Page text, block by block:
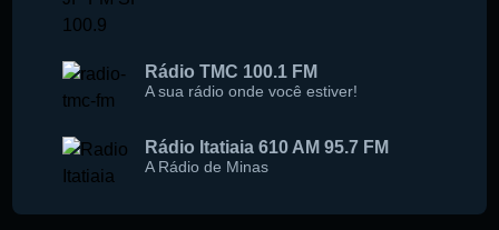
Rádio TMC 100.1 FM
A sua rádio onde você estiver!
Rádio Itatiaia 610 AM 95.7 FM
A Rádio de Minas